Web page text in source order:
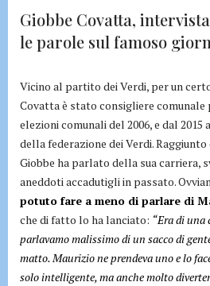
Giobbe Covatta,
le parole sul famoso
Vicino al partito dei Verdi, per un
Covatta è stato consigliere comunale
elezioni comunali del 2006, e dal
della federazione dei Verdi.
Giobbe ha parlato della sua carriera,
aneddoti accadutigli in passato.
potuto fare a meno di parlare di
che di fatto lo ha lanciato: “Era di una
parlavamo malissimo di un sacco di
matto. Maurizio ne prendeva uno e lo
solo intelligente, ma anche molto